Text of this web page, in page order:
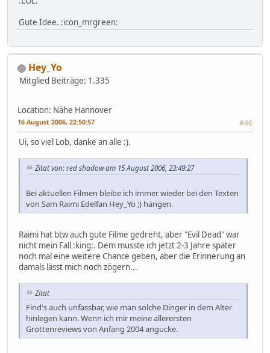
Gute Idee. :icon_mrgreen:
Hey_Yo
Mitglied Beiträge: 1.335
Location: Nähe Hannover
16 August 2006, 22:50:57 #46
Ui, so viel Lob, danke an alle :).
Zitat von: red shadow am 15 August 2006, 23:49:27
Bei aktuellen Filmen bleibe ich immer wieder bei den Texten
von Sam Raimi Edelfan Hey_Yo ;) hängen.
Raimi hat btw auch gute Filme gedreht, aber "Evil Dead" war
nicht mein Fall :king:. Dem müsste ich jetzt 2-3 Jahre später
noch mal eine weitere Chance geben, aber die Erinnerung an
damals lässt mich noch zögern...
Zitat
Find's auch unfassbar, wie man solche Dinger in dem Alter
hinlegen kann. Wenn ich mir meine allerersten
Grottenreviews von Anfang 2004 angucke.